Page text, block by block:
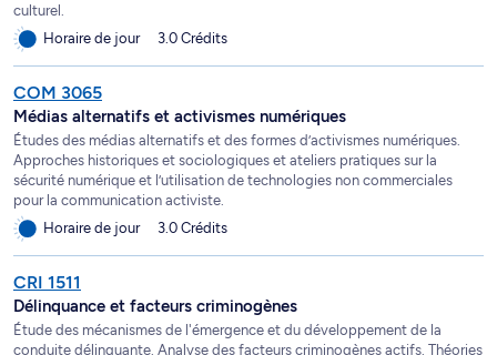
culturel.
Horaire de jour
3.0 Crédits
COM 3065
Médias alternatifs et activismes numériques
Études des médias alternatifs et des formes d’activismes numériques.
Approches historiques et sociologiques et ateliers pratiques sur la
sécurité numérique et l’utilisation de technologies non commerciales
pour la communication activiste.
Horaire de jour
3.0 Crédits
CRI 1511
Délinquance et facteurs criminogènes
Étude des mécanismes de l'émergence et du développement de la
conduite délinquante. Analyse des facteurs criminogènes actifs. Théories